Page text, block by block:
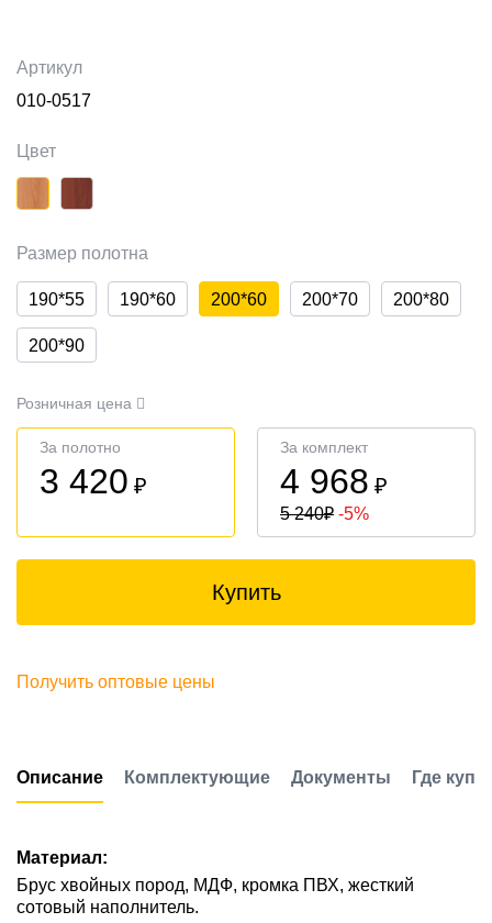
Артикул
010-0517
Цвет
Размер полотна
190*55 190*60 200*60 200*70 200*80
200*90
Розничная цена
За полотно
3 420 ₽
За комплект
4 968 ₽
5 240₽ -5%
Купить
Получить оптовые цены
Описание Комплектующие Документы Где
Материал:
Брус хвойных пород, МДФ, кромка ПВХ, жесткий
сотовый наполнитель.